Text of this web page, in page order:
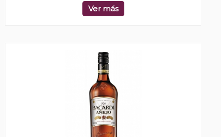
Ver más